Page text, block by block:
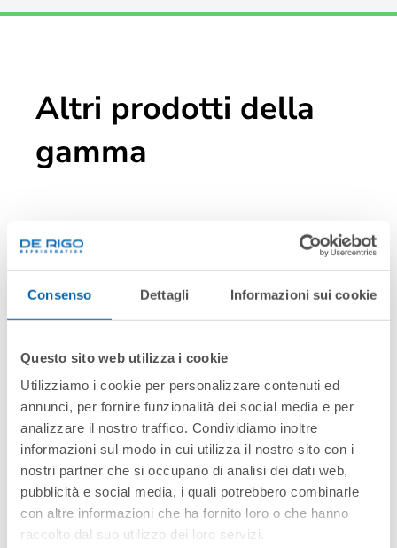
Consenso Dettagli Informazioni sui cookie
Questo sito web utilizza i cookie
Utilizziamo i cookie per personalizzare contenuti ed
annunci, per fornire funzionalità dei social media e per
analizzare il nostro traffico. Condividiamo inoltre
informazioni sul modo in cui utilizza il nostro sito con i
nostri partner che si occupano di analisi dei dati web,
pubblicità e social media, i quali potrebbero combinarle
con altre informazioni che ha fornito loro o che hanno
raccolto dal suo utilizzo dei loro servizi.
Altri prodotti della
gamma
ONYX DOORS